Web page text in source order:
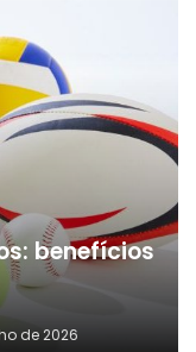
benefícios
de 2026